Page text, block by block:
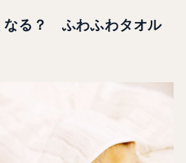
なる？ ふわふわタオル